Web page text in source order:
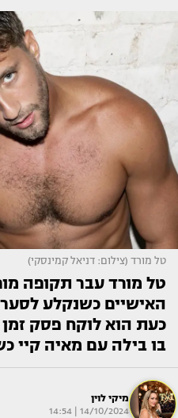
טל מורד (צילום: דניאל קמינסקי)
טל מורד עבר תקופה
האישיים כשנקלע
כעת הוא לוקח פסק
בו בילה עם מאיה קיי
מיקי לוין
14/10/2024 | 14:54